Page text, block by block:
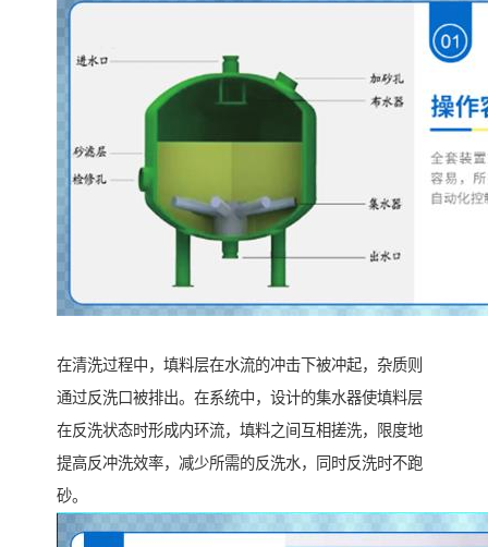
在清洗过程中，填料层在水流的冲击下被冲起，杂质则
通过反洗口被排出。在系统中，设计的集水器使填料层
在反洗状态时形成内环流，填料之间互相搓洗，限度地
提高反冲洗效率，减少所需的反洗水，同时反洗时不跑
砂。